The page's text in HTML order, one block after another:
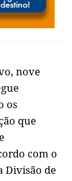
nove
os
que
com o
Divisão de